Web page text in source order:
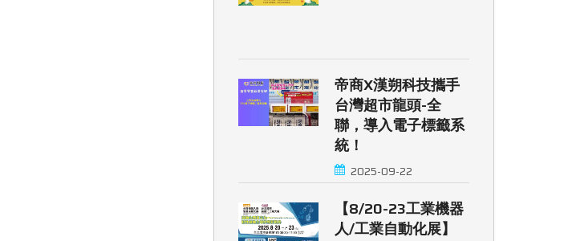
帝商x漢朔科技攜手
台灣超市龍頭-全
聯，導入電子標籤系
統！
2025-09-22
【8/20-23工業機器
人/工業自動化展】